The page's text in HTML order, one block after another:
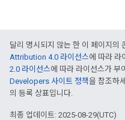
달리 명시되지 않는 한 이 페이지의
Attribution 4.0 라이선스에 따라 라
2.0 라이선스에 따라 라이선스가 부
Developers 사이트 정책을 참조하
의 등록 상표입니다.
최종 업데이트: 2025-08-29(UTC)